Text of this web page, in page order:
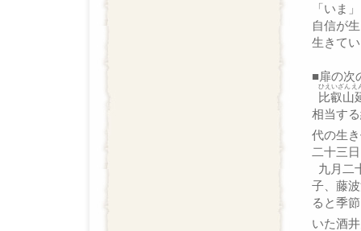
「いま
自信が
生きて
■扉の次
比叡山
ひえいざんえ
相当す
代の生
二十三
九月二
子、藤
ると季
いた酒